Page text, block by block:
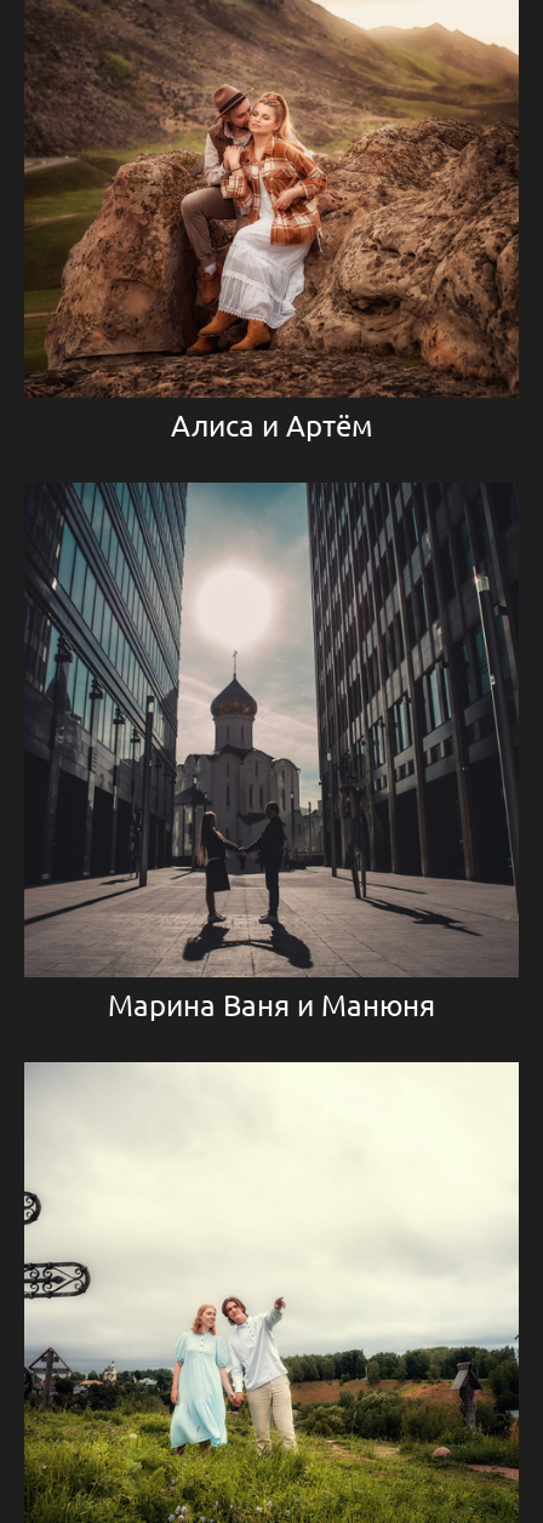
Алиса и Артём
Марина Ваня и Манюня